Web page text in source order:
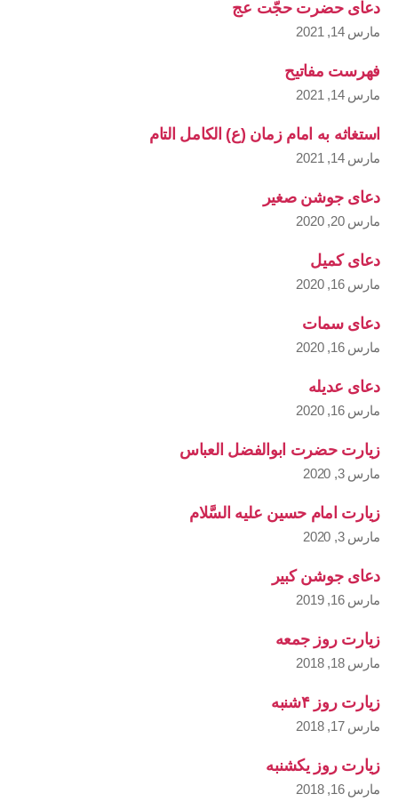
دعای حضرت حجّت عج
مارس 14, 2021
فهرست مفاتیح
مارس 14, 2021
استغاثه به امام زمان (ع) الکامل التام
مارس 14, 2021
دعای جوشن صغیر
مارس 20, 2020
دعای کمیل
مارس 16, 2020
دعای سمات
مارس 16, 2020
دعای عدیله
مارس 16, 2020
زیارت حضرت ابوالفضل العباس
مارس 3, 2020
زیارت امام حسین علیه السَّلام
مارس 3, 2020
دعای جوشن کبیر
مارس 16, 2019
زیارت روز جمعه
مارس 18, 2018
زیارت روز ۴شنبه
مارس 17, 2018
زیارت روز یکشنبه
مارس 16, 2018